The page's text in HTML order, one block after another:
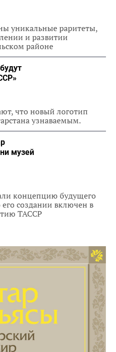
уникальные раритеты,
и развитии
районе
что новый логотип
узнаваемым.
музей
концепцию будущего
создании включен в
ТАССР